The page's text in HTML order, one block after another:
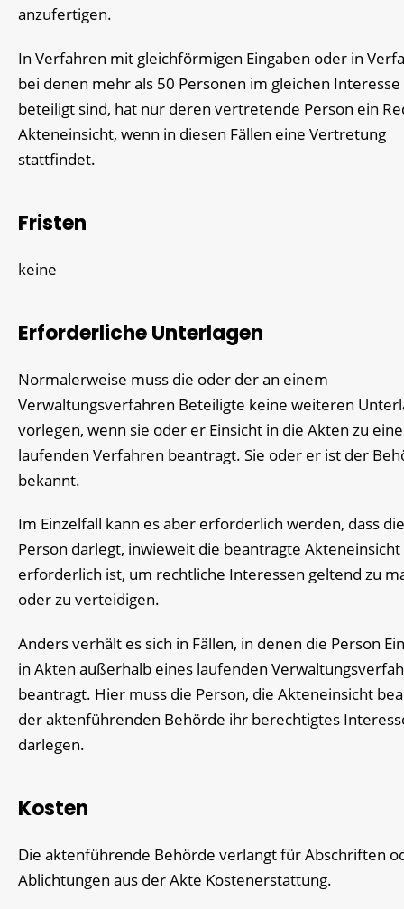
anzufertigen.
In Verfahren mit gleichförmigen Eingaben oder in
bei denen mehr als 50 Personen im gleichen Interesse
beteiligt sind, hat nur deren vertretende Person ein
Akteneinsicht, wenn in diesen Fällen eine Vertretung
stattfindet.
Fristen
keine
Erforderliche Unterlagen
Normalerweise muss die oder der an einem
Verwaltungsverfahren Beteiligte keine weiteren
vorlegen, wenn sie oder er Einsicht in die Akten zu
laufenden Verfahren beantragt. Sie oder er ist der
bekannt.
Im Einzelfall kann es aber erforderlich werden, dass die
Person darlegt, inwieweit die beantragte Akteneinsicht
erforderlich ist, um rechtliche Interessen geltend zu
oder zu verteidigen.
Anders verhält es sich in Fällen, in denen die Person
in Akten außerhalb eines laufenden
beantragt. Hier muss die Person, die Akteneinsicht
der aktenführenden Behörde ihr berechtigtes
darlegen.
Kosten
Die aktenführende Behörde verlangt für Abschriften
Ablichtungen aus der Akte Kostenerstattung.